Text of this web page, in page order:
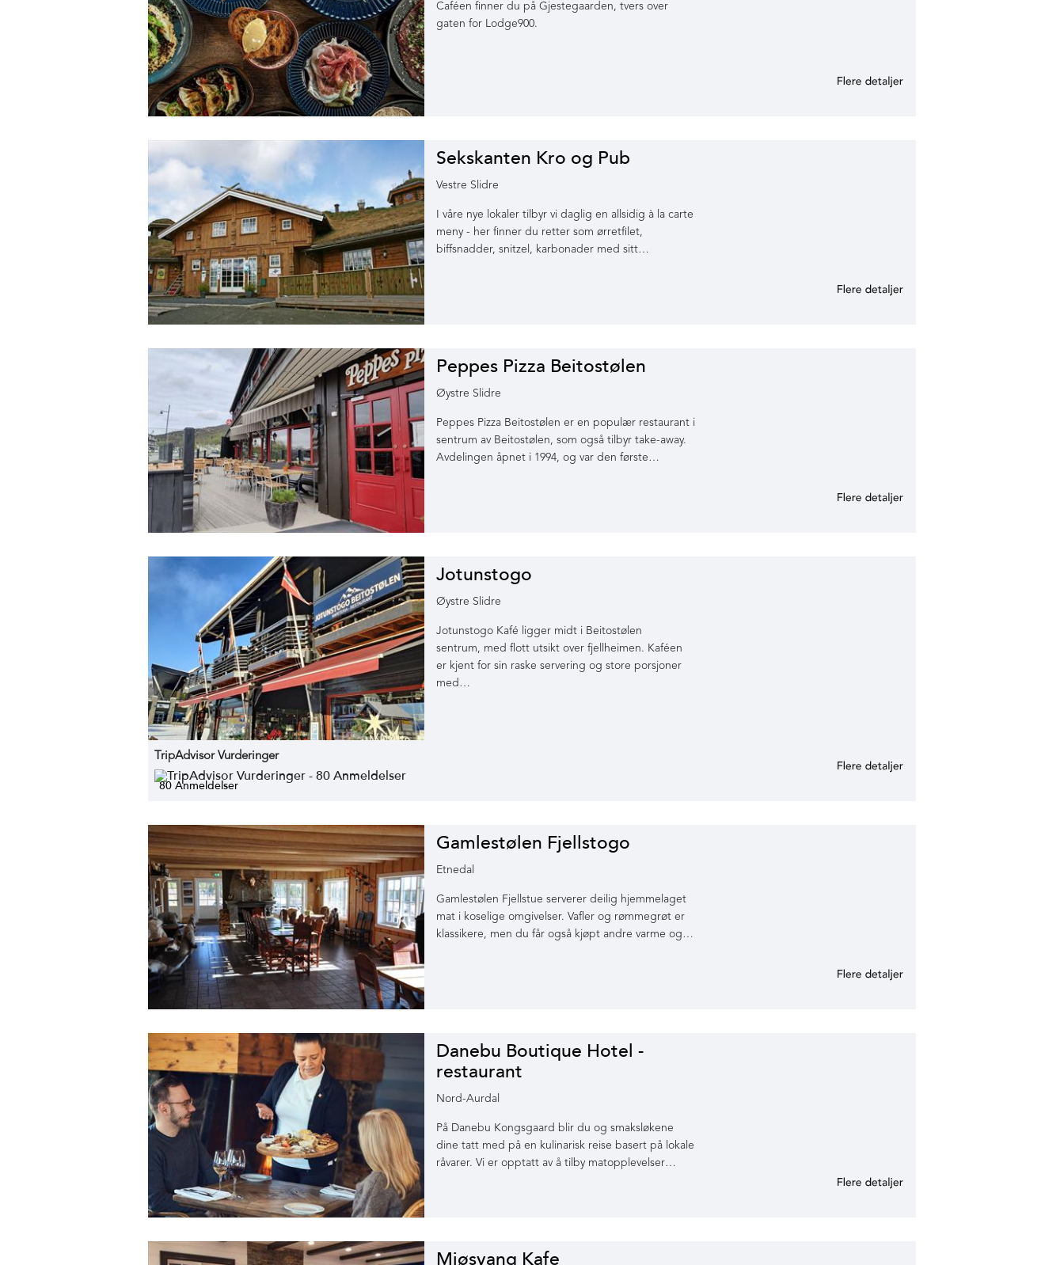
Caféen finner du på Gjestegaarden, tvers over
gaten for Lodge900.
Sekskanten Kro og Pub
Vestre Slidre
I våre nye lokaler tilbyr vi daglig en allsidig à la carte
meny - her finner du retter som ørretfilet,
biffsnadder, snitzel, karbonader med sitt…
Peppes Pizza Beitostølen
Øystre Slidre
Peppes Pizza Beitostølen er en populær restaurant i
sentrum av Beitostølen, som også tilbyr take-away.
Avdelingen åpnet i 1994, og var den første…
TripAdvisor Vurderinger
80 Anmeldelser
Jotunstogo
Øystre Slidre
Jotunstogo Kafé ligger midt i Beitostølen
sentrum, med flott utsikt over fjellheimen. Kaféen
er kjent for sin raske servering og store porsjoner
med…
Gamlestølen Fjellstogo
Etnedal
Gamlestølen Fjellstue serverer deilig hjemmelaget
mat i koselige omgivelser. Vafler og rømmegrøt er
klassikere, men du får også kjøpt andre varme og…
Danebu Boutique Hotel -
restaurant
Nord-Aurdal
På Danebu Kongsgaard blir du og smaksløkene
dine tatt med på en kulinarisk reise basert på lokale
råvarer. Vi er opptatt av å tilby matopplevelser…
Mjøsvang Kafe